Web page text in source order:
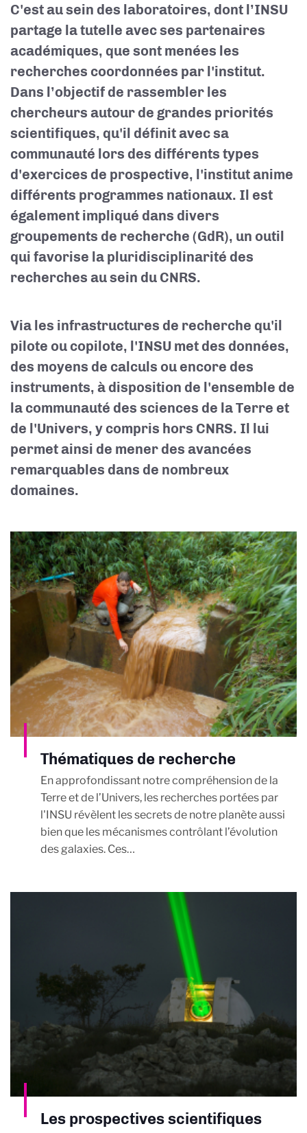
C'est au sein des laboratoires, dont l’INSU
partage la tutelle avec ses partenaires
académiques, que sont menées les
recherches coordonnées par l'institut.
Dans l’objectif de rassembler les
chercheurs autour de grandes priorités
scientifiques, qu'il définit avec sa
communauté lors des différents types
d'exercices de prospective, l'institut anime
différents programmes nationaux. Il est
également impliqué dans divers
groupements de recherche (GdR), un outil
qui favorise la pluridisciplinarité des
recherches au sein du CNRS.
Via les infrastructures de recherche qu'il
pilote ou copilote, l'INSU met des données,
des moyens de calculs ou encore des
instruments, à disposition de l'ensemble de
la communauté des sciences de la Terre et
de l'Univers, y compris hors CNRS. Il lui
permet ainsi de mener des avancées
remarquables dans de nombreux
domaines.
Thématiques de recherche
En approfondissant notre compréhension de la
Terre et de l’Univers, les recherches portées par
l'INSU révèlent les secrets de notre planète aussi
bien que les mécanismes contrôlant l’évolution
des galaxies. Ces…
Les prospectives scientifiques